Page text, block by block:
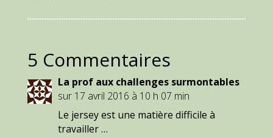
5 Commentaires
La prof aux challenges surmontables
sur 17 avril 2016 à 10 h 07 min
Le jersey est une matière difficile à
travailler …